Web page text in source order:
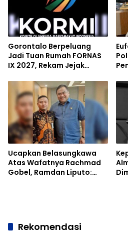
Gorontalo Berpeluang
Jadi Tuan Rumah FORNAS
IX 2027, Rekam Jejak
Modal
Ucapkan Belasungkawa
Atas Wafatnya Rachmad
Gobel, Ramdan Liputo:
Rekomendasi